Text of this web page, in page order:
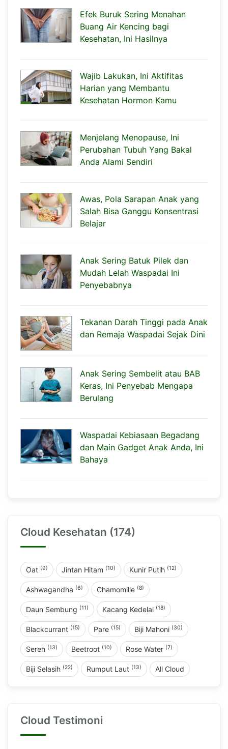
Efek Buruk Sering Menahan
Buang Air Kencing bagi
Kesehatan, Ini Hasilnya
Wajib Lakukan, Ini Aktifitas
Harian yang Membantu
Kesehatan Hormon Kamu
Menjelang Menopause, Ini
Perubahan Tubuh Yang Bakal
Anda Alami Sendiri
Awas, Pola Sarapan Anak yang
Salah Bisa Ganggu Konsentrasi
Belajar
Anak Sering Batuk Pilek dan
Mudah Lelah Waspadai Ini
Penyebabnya
Tekanan Darah Tinggi pada Anak
dan Remaja Waspadai Sejak Dini
Anak Sering Sembelit atau BAB
Keras, Ini Penyebab Mengapa
Berulang
Waspadai Kebiasaan Begadang
dan Main Gadget Anak Anda, Ini
Bahaya
Cloud Kesehatan (174)
Oat (9) Jintan Hitam (10) Kunir Putih (12)
Ashwagandha (6) Chamomille (8)
Daun Sembung (11) Kacang Kedelai (18)
Blackcurrant (15) Pare (15) Biji Mahoni (30)
Sereh (13) Beetroot (10) Rose Water (7)
Biji Selasih (22) Rumput Laut (13) All Cloud
Cloud Testimoni